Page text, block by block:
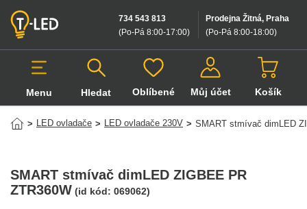
Prodejna Žitná, Praha
(Po-Pá 8:00-18:00)
734 543 813
(Po-Pá 8:00-17:00)
Menu Hledat
Hledat v produktech
Oblíbené Můj účet Košík
> LED ovladače > LED ovladače 230V > SMART stmívač dimLED
SMART stmívač dimLED ZIGBEE PR
ZTR360W (id kód: 069062)